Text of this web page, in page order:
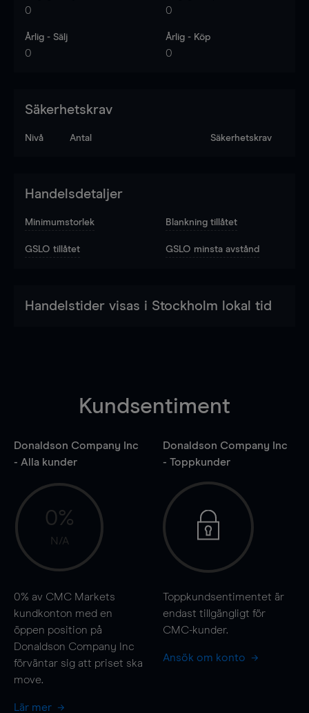
0 0
Årlig - Sälj
0
Årlig - Köp
0
Säkerhetskrav
Nivå Antal Säkerhetskrav
Handelsdetaljer
Minimumstorlek Blankning tillåtet
GSLO tillåtet GSLO minsta avstånd
Handelstider visas i Stockholm lokal tid
Kundsentiment
Donaldson Company Inc
- Alla kunder
0%
N/A
0% av CMC Markets
kundkonton med en
öppen position på
Donaldson Company Inc
förväntar sig att priset ska
move.
Lär mer
Donaldson Company Inc
- Toppkunder
Toppkundsentimentet är
endast tillgängligt för
CMC-kunder.
Ansök om konto